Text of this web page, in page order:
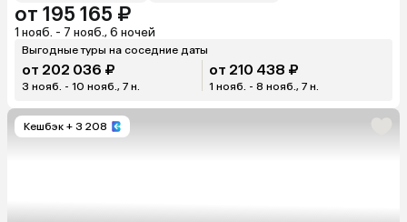
от 195 165 ₽
1 нояб. - 7 нояб., 6 ночей
Выгодные туры на соседние даты
от 202 036 ₽
3 нояб. - 10 нояб., 7 н.
от 210 438 ₽
1 нояб. - 8 нояб., 7 н.
Кешбэк + 3 208